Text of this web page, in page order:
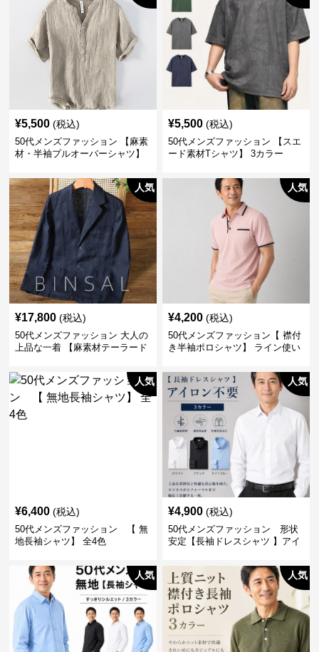
¥5,500 (税込)
50代メンズファッション 【麻素
材・半袖プルオーバーシャツ】
¥5,500 (税込)
50代メンズファッション 【スエ
ード素材Tシャツ】 3カラー
人気
¥17,800 (税込)
50代メンズファッション 大人の
上品な一着 【麻素材テーラード
人気
¥4,200 (税込)
50代メンズファッション【 襟付
き半袖ポロシャツ】 ライン使い
人気
¥6,400 (税込)
50代メンズファッション 【 無
地長袖シャツ】 全4色
人気
¥4,900 (税込)
50代メンズファッション 形状
安定【長袖ドレスシャツ 】アイ
人気 人気